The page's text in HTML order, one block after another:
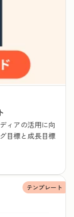
ィアの活用に向
目標と成長目標
テンプレート